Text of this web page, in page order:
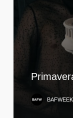
BAFWEEK